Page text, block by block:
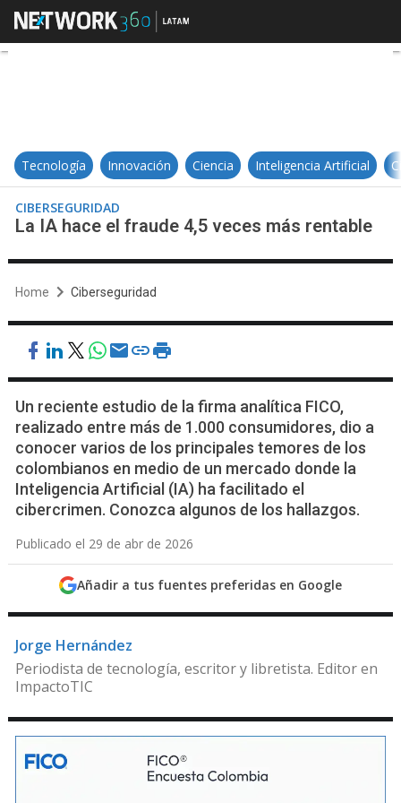
La IA hace el fraude 4,5 veces
Tecnología Innovación Ciencia Inteligencia Artificial
CIBERSEGURIDAD
La IA hace el fraude 4,5 veces más rentable
Home Ciberseguridad
Un reciente estudio de la firma analítica FICO,
realizado entre más de 1.000 consumidores, dio a
conocer varios de los principales temores de los
colombianos en medio de un mercado donde la
Inteligencia Artificial (IA) ha facilitado el
cibercrimen. Conozca algunos de los hallazgos.
Publicado el 29 de abr de 2026
Añadir a tus fuentes preferidas en Google
Jorge Hernández
Periodista de tecnología, escritor y libretista. Editor en
ImpactoTIC